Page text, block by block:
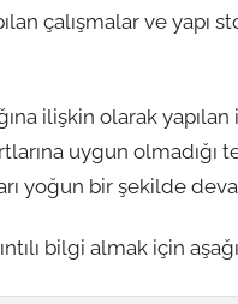
çalışmalar ve yapı
ilişkin olarak
uygun
yoğun bir şekilde
bilgi almak için